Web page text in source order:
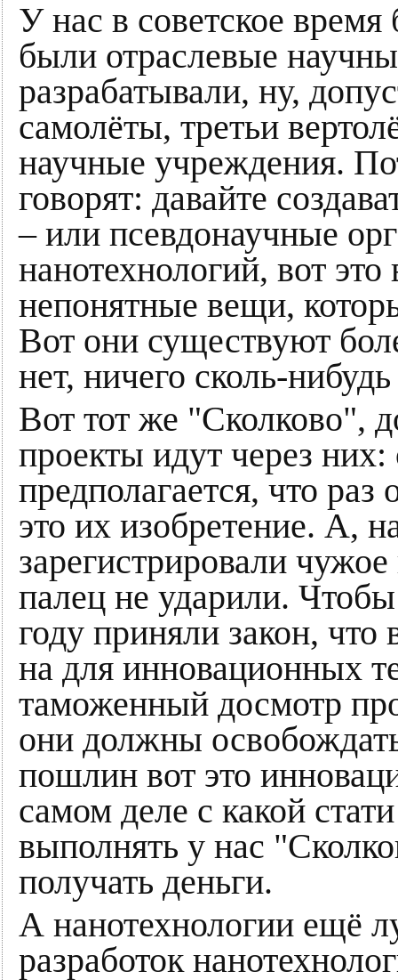
У нас в советское
были отраслевые
разрабатывали, ну,
самолёты, третьи
научные учреждения.
говорят: давайте
– или псевдонаучные
нанотехнологий, вот
непонятные вещи,
Вот они существуют
нет, ничего сколь-
Вот тот же "Сколково",
проекты идут через
предполагается, что раз
это их изобретение. А,
зарегистрировали
палец не ударили.
году приняли закон,
на для инновационных
таможенный досмотр
они должны
пошлин вот это
самом деле с какой
выполнять у нас
получать деньги.
А нанотехнологии ещё
разработок